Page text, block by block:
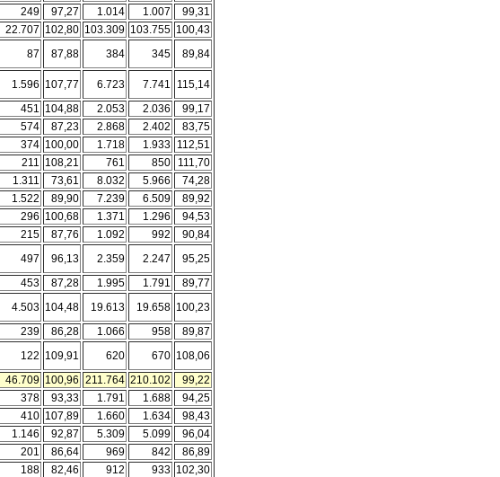
249 97,27 1.014 1.007
99,31
22.707 102,80 103.309 103.755 100,43
87 87,88 384 345 89,84
1.596 107,77 6.723 7.741
115,14
451 104,88 2.053 2.036
99,17
574 87,23 2.868 2.402
83,75
374 100,00 1.718 1.933 112,51
211 108,21 761 850
111,70
1.311 73,61 8.032 5.966
74,28
1.522 89,90 7.239 6.509
89,92
296 100,68 1.371 1.296
94,53
215 87,76 1.092 992
90,84
497 96,13 2.359 2.247
95,25
453 87,28 1.995 1.791
89,77
4.503 104,48 19.613 19.658 100,23
239 86,28 1.066 958
89,87
122 109,91 620 670 108,06
46.709 100,96 211.764 210.102
99,22
378 93,33 1.791 1.688
94,25
410 107,89 1.660 1.634
98,43
1.146 92,87 5.309 5.099
96,04
201 86,64 969 842
86,89
188 82,46 912 933 102,30